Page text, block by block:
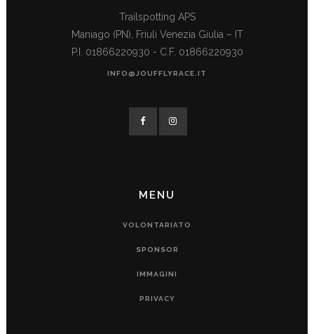
Trailspotting APS
Maniago (PN), Friuli Venezia Giulia – IT
P.I. 01866220930 - C.F. 01866220930
INFO@JOUFFLYRACE.IT
MENU
VOLONTARIATO
SPONSOR
IMMAGINI
PRIVACY